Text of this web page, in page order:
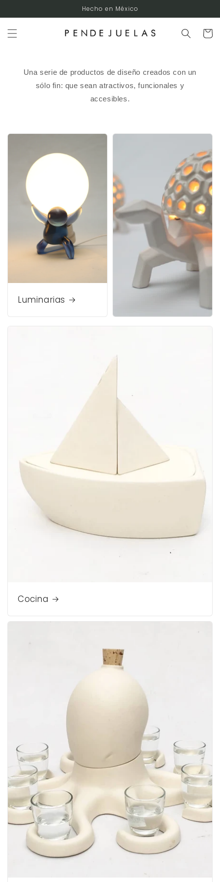
al contenido
Hecho en México
Carrito
Una serie de productos de diseño creados con un
sólo fin: que sean atractivos, funcionales y
accesibles.
Luminarias
Cocina